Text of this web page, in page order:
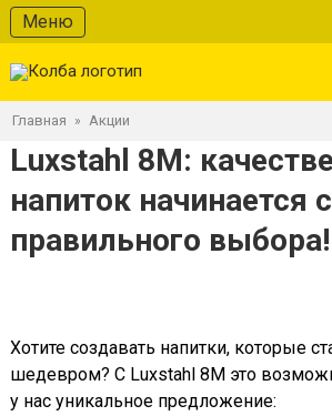
Меню
Главная » Акции
Luxstahl 8M:
напиток начинается с
правильного выбора!
Хотите создавать напитки, которые
шедевром? С Luxstahl 8M это
у нас уникальное предложение: